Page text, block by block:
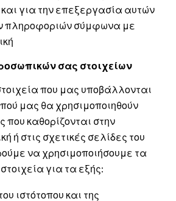
για την επεξεργασία αυτών
πληροφοριών σύμφωνα με
σας στοιχείων
που μας υποβάλλονται
μας θα χρησιμοποιηθούν
που καθορίζονται στην
ή στις σχετικές σελίδες του
να χρησιμοποιήσουμε τα
για τα εξής:
ιστότοπου και της